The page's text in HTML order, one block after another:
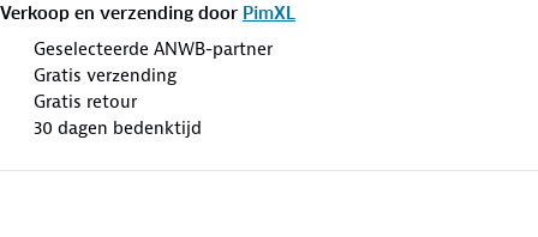
Verkoop en verzending door PimXL
Geselecteerde ANWB-partner
Gratis verzending
Gratis retour
30 dagen bedenktijd